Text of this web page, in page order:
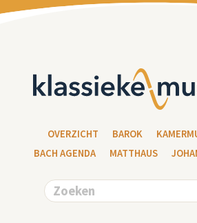
OVERZICHT BAROK
BACH AGENDA
MATTHAUS